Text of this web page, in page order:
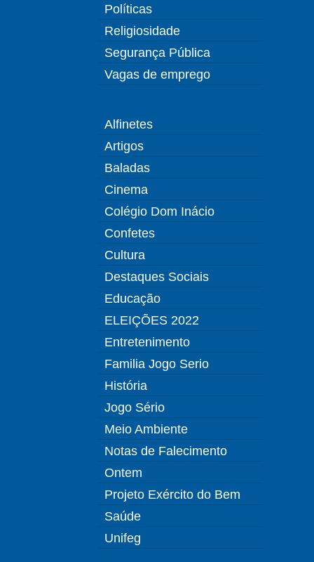
Políticas
Religiosidade
Segurança Pública
Vagas de emprego
Alfinetes
Artigos
Baladas
Cinema
Colégio Dom Inácio
Confetes
Cultura
Destaques Sociais
Educação
ELEIÇÕES 2022
Entretenimento
Familia Jogo Serio
História
Jogo Sério
Meio Ambiente
Notas de Falecimento
Ontem
Projeto Exército do Bem
Saúde
Unifeg